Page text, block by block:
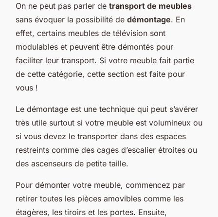
On ne peut pas parler de transport de meubles
sans évoquer la possibilité de démontage. En
effet, certains meubles de télévision sont
modulables et peuvent être démontés pour
faciliter leur transport. Si votre meuble fait partie
de cette catégorie, cette section est faite pour
vous !
Le démontage est une technique qui peut s’avérer
très utile surtout si votre meuble est volumineux ou
si vous devez le transporter dans des espaces
restreints comme des cages d’escalier étroites ou
des ascenseurs de petite taille.
Pour démonter votre meuble, commencez par
retirer toutes les pièces amovibles comme les
étagères, les tiroirs et les portes. Ensuite,